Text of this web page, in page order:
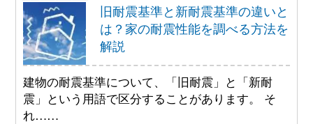
旧耐震基準と新耐震基準の違いと
は？家の耐震性能を調べる方法を
解説
建物の耐震基準について、「旧耐震」と「新耐
震」という用語で区分することがあります。 そ
れ……